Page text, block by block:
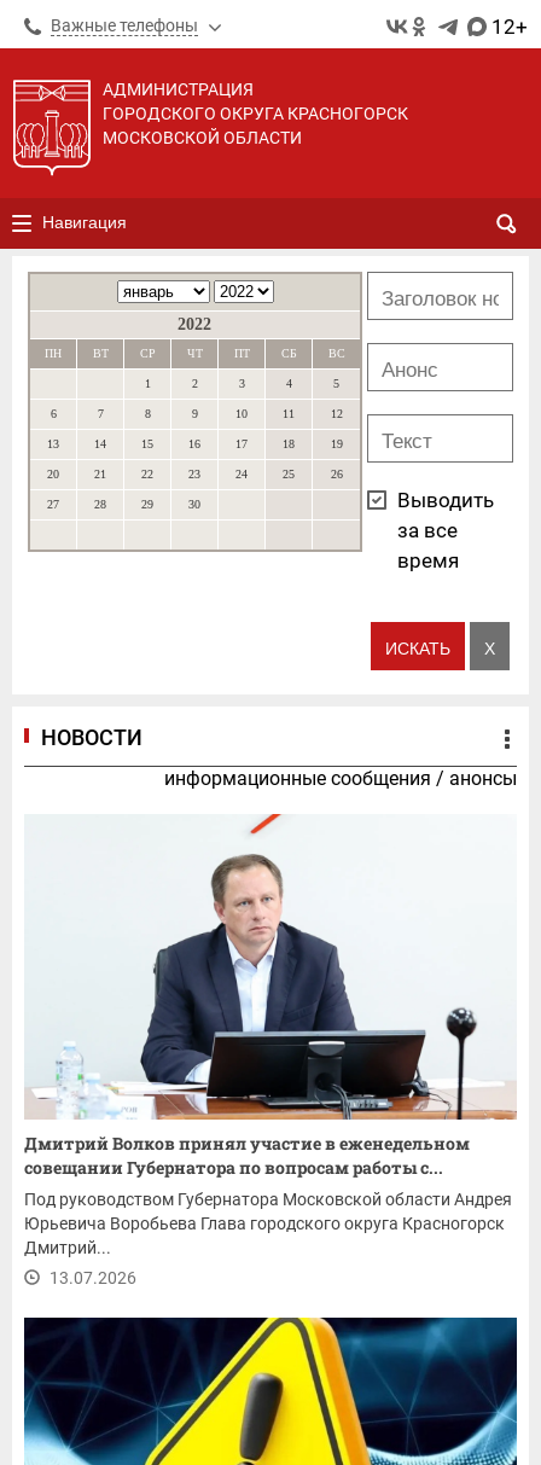
Важные телефоны 12+
АДМИНИСТРАЦИЯ
ГОРОДСКОГО ОКРУГА КРАСНОГОРСК
МОСКОВСКОЙ ОБЛАСТИ
Навигация
2022
ПН ВТ СР ЧТ ПТ СБ ВС
1 2 3 4 5
6 7 8 9 10 11 12
13 14 15 16 17 18 19
20 21 22 23 24 25 26
27 28 29 30
Выводить
за все
время
НОВОСТИ
информационные сообщения / анонсы
Дмитрий Волков принял участие в еженедельном
совещании Губернатора по вопросам работы с...
Под руководством Губернатора Московской области Андрея
Юрьевича Воробьева Глава городского округа Красногорск
Дмитрий...
13.07.2026